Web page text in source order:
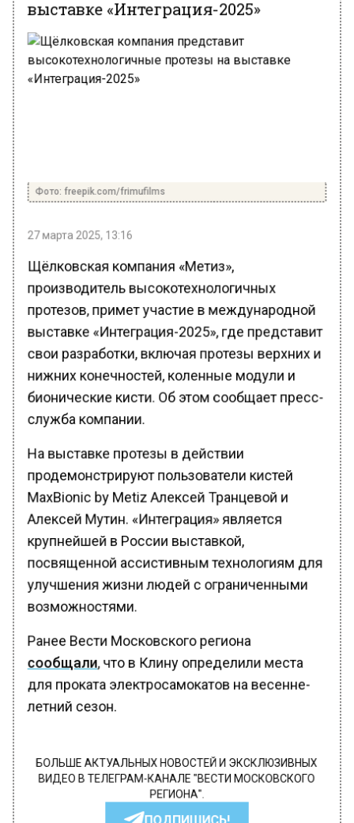
Фото: freepik.com/frimufilms
27 марта 2025, 13:16
Щёлковская компания «Метиз»,
производитель высокотехнологичных
протезов, примет участие в международной
выставке «Интеграция-2025», где представит
свои разработки, включая протезы верхних и
нижних конечностей, коленные модули и
бионические кисти. Об этом сообщает пресс-
служба компании.
На выставке протезы в действии
продемонстрируют пользователи кистей
MaxBionic by Metiz Алексей Транцевой и
Алексей Мутин. «Интеграция» является
крупнейшей в России выставкой,
посвященной ассистивным технологиям для
улучшения жизни людей с ограниченными
возможностями.
Ранее Вести Московского региона
сообщали, что в Клину определили места
для проката электросамокатов на весенне-
летний сезон.
БОЛЬШЕ АКТУАЛЬНЫХ НОВОСТЕЙ И ЭКСКЛЮЗИВНЫХ
ВИДЕО В ТЕЛЕГРАМ-КАНАЛЕ "ВЕСТИ МОСКОВСКОГО
РЕГИОНА".